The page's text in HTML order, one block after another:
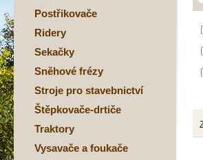
Postřikovače
Ridery
Sekačky
Sněhové frézy
Stroje pro stavebnictví
Štěpkovače-drtiče
Traktory
Vysavače a foukače